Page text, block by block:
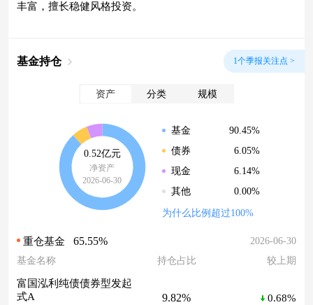
丰富，擅长稳健风格投资。
基金持仓 1个季报关注点 >
资产 分类 规模
0.52亿元
净资产
2026-06-30
基金
90.45%
债券
6.05%
现金
6.14%
其他
0.00%
为什么比例超过100%
重仓基金 65.55%
2026-06-30
基金名称
持仓占比 较上期
富国泓利纯债债券型发起
式A
9.82% 0.68%